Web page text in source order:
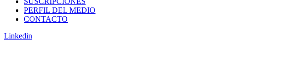
PERFIL DEL MEDIO
CONTACTO
Linkedin